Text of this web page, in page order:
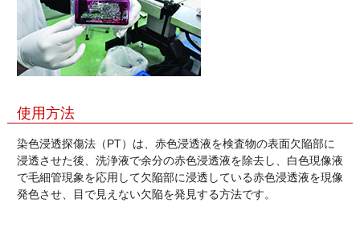
使用方法
染色浸透探傷法（PT）は、赤色浸透液を検査物の表面欠陥部に
浸透させた後、洗浄液で余分の赤色浸透液を除去し、白色現像液
で毛細管現象を応用して欠陥部に浸透している赤色浸透液を現像
発色させ、目で見えない欠陥を発見する方法です。